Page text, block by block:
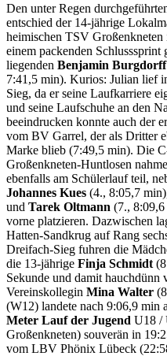
Den unter Regen
entschied der 14-jährige
heimischen TSV
einem packenden
liegenden Benjamin Burgdorff
7:41,5 min). Kurios: Julian lief
Sieg, da er seine Laufkarriere
und seine Laufschuhe an den
beeindrucken konnte auch der
vom BV Garrel, der als Dritter
Marke blieb (7:49,5 min). Die
Großenkneten-Huntlosen
ebenfalls am Schülerlauf teil,
Johannes Kues (4., 8:05,7
und Tarek Oltmann (7.,
vorne platzieren. Dazwischen
Hatten-Sandkrug auf Rang
Dreifach-Sieg fuhren die
die 13-jährige Finja Schmidt
Sekunde und damit hauchdünn
Vereinskollegin Mina Walter
(W12) landete nach 9:06,9 min
Meter Lauf der Jugend U18 /
Großenkneten) souverän in
vom LBV Phönix Lübeck